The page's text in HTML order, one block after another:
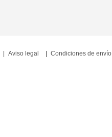
Aviso legal Condiciones de envío